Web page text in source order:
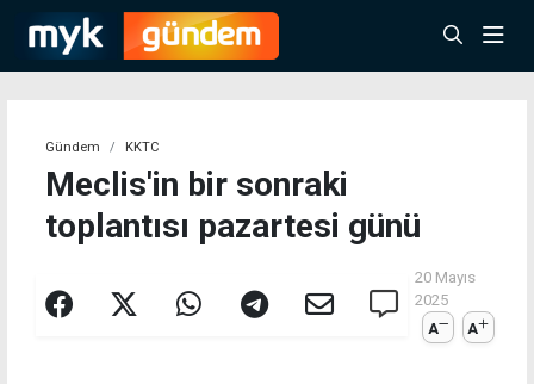
Gündem KKTC
Meclis'in bir sonraki
toplantısı pazartesi günü
20 Mayıs
2025
A
A